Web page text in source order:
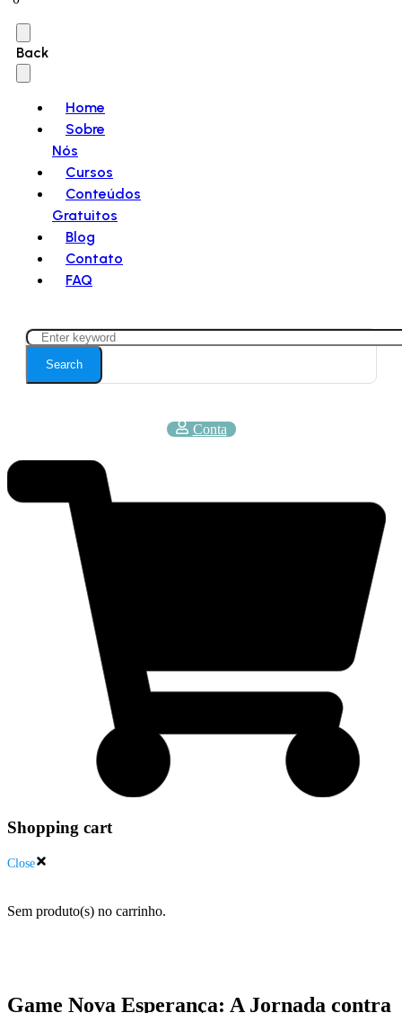
Back
Home
Sobre
Nós
Cursos
Conteúdos
Gratuitos
Blog
Contato
FAQ
Search
Conta
Shopping cart
Close
Sem produto(s) no carrinho.
Game Nova Esperança: A Jornada contra